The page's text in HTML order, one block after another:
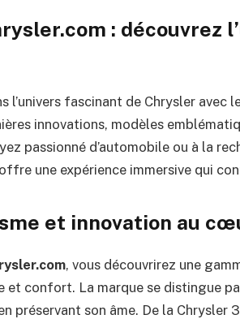
: découvrez
l’univers fascinant de Chrysler avec
innovations, modèles
passionné d’automobile ou à la
une expérience immersive qui
et innovation au
, vous découvrirez une
et confort. La marque se distingue
préservant son âme. De la Chrysler